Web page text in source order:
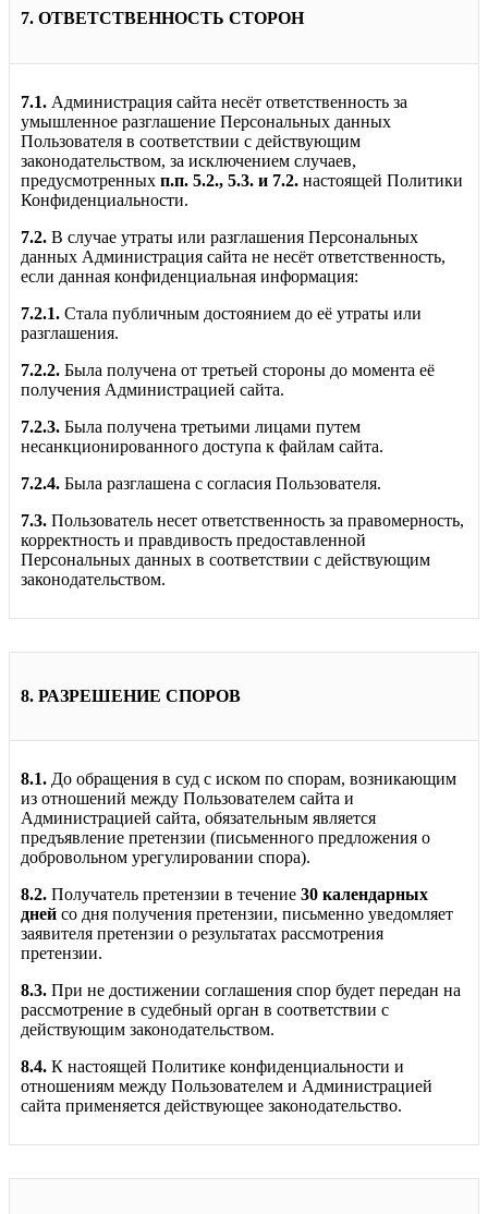
7. ОТВЕТСТВЕННОСТЬ СТОРОН
7.1. Администрация сайта несёт ответственность за
умышленное разглашение Персональных данных
Пользователя в соответствии с действующим
законодательством, за исключением случаев,
предусмотренных п.п. 5.2., 5.3. и 7.2. настоящей Политики
Конфиденциальности.
7.2. В случае утраты или разглашения Персональных
данных Администрация сайта не несёт ответственность,
если данная конфиденциальная информация:
7.2.1. Стала публичным достоянием до её утраты или
разглашения.
7.2.2. Была получена от третьей стороны до момента её
получения Администрацией сайта.
7.2.3. Была получена третьими лицами путем
несанкционированного доступа к файлам сайта.
7.2.4. Была разглашена с согласия Пользователя.
7.3. Пользователь несет ответственность за правомерность,
корректность и правдивость предоставленной
Персональных данных в соответствии с действующим
законодательством.
8. РАЗРЕШЕНИЕ СПОРОВ
8.1. До обращения в суд с иском по спорам, возникающим
из отношений между Пользователем сайта и
Администрацией сайта, обязательным является
предъявление претензии (письменного предложения о
добровольном урегулировании спора).
8.2. Получатель претензии в течение 30 календарных
дней со дня получения претензии, письменно уведомляет
заявителя претензии о результатах рассмотрения
претензии.
8.3. При не достижении соглашения спор будет передан на
рассмотрение в судебный орган в соответствии с
действующим законодательством.
8.4. К настоящей Политике конфиденциальности и
отношениям между Пользователем и Администрацией
сайта применяется действующее законодательство.